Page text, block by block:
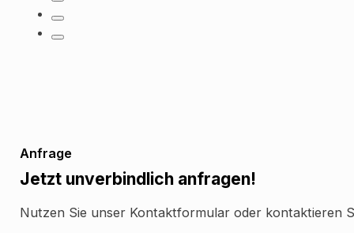
Anfrage
Jetzt unverbindlich anfragen!
Nutzen Sie unser Kontaktformular oder kontaktieren